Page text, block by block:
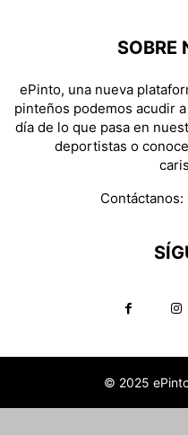
SOBRE
ePinto, una nueva
pinteños podemos acudir
día de lo que pasa en
deportistas o
Contáctanos:
© 2025